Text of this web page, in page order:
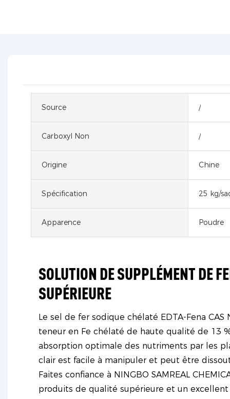
Source /
Carboxyl Non /
Origine Chine
Spécification 25 kg/
Apparence Poudre
SOLUTION DE SUPPLÉMENT DE
SUPÉRIEURE
Le sel de fer sodique chélaté EDTA-Fena
teneur en Fe chélaté de haute qualité de 13
absorption optimale des nutriments par les
clair est facile à manipuler et peut être
Faites confiance à NINGBO SAMREAL
produits de qualité supérieure et un excellent